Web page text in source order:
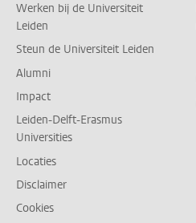
Werken bij de Universiteit
Leiden
Steun de Universiteit Leiden
Alumni
Impact
Leiden-Delft-Erasmus
Universities
Locaties
Disclaimer
Cookies